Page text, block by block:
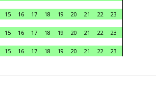
15 16 17 18 19 20 21 22
23
15 16 17 18 19 20 21 22
23
15 16 17 18 19 20 21 22
23